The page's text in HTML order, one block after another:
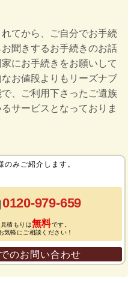
てから、ご自分でお手続
聞きするお手続きのお話
にお手続きをお願いして
お値段よりもリーズナブ
、ご利用下さったご遺族
サービスとなっておりま
みご紹介します。
0120-979-659
見積もりは無料です。
気軽にご相談ください！
のお問い合わせ